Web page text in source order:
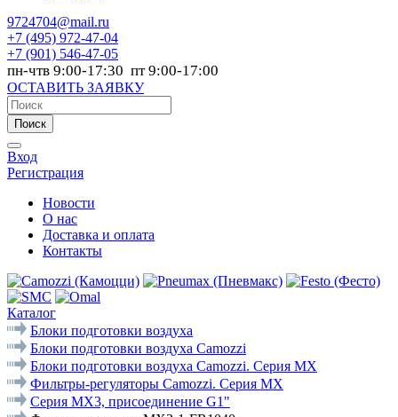
9724704@mail.ru
+7 (495) 972-47-04
+7 (901) 546-47-05
пн-чтв 9:00-17:30 пт 9:00-17:00
ОСТАВИТЬ ЗАЯВКУ
Поиск
Вход
Регистрация
Новости
О нас
Доставка и оплата
Контакты
Каталог
Блоки подготовки воздуха
Блоки подготовки воздуха Camozzi
Блоки подготовки воздуха Camozzi. Серия МX
Фильтры-регуляторы Camozzi. Cерия MX
Серия MX3, присоединение G1"